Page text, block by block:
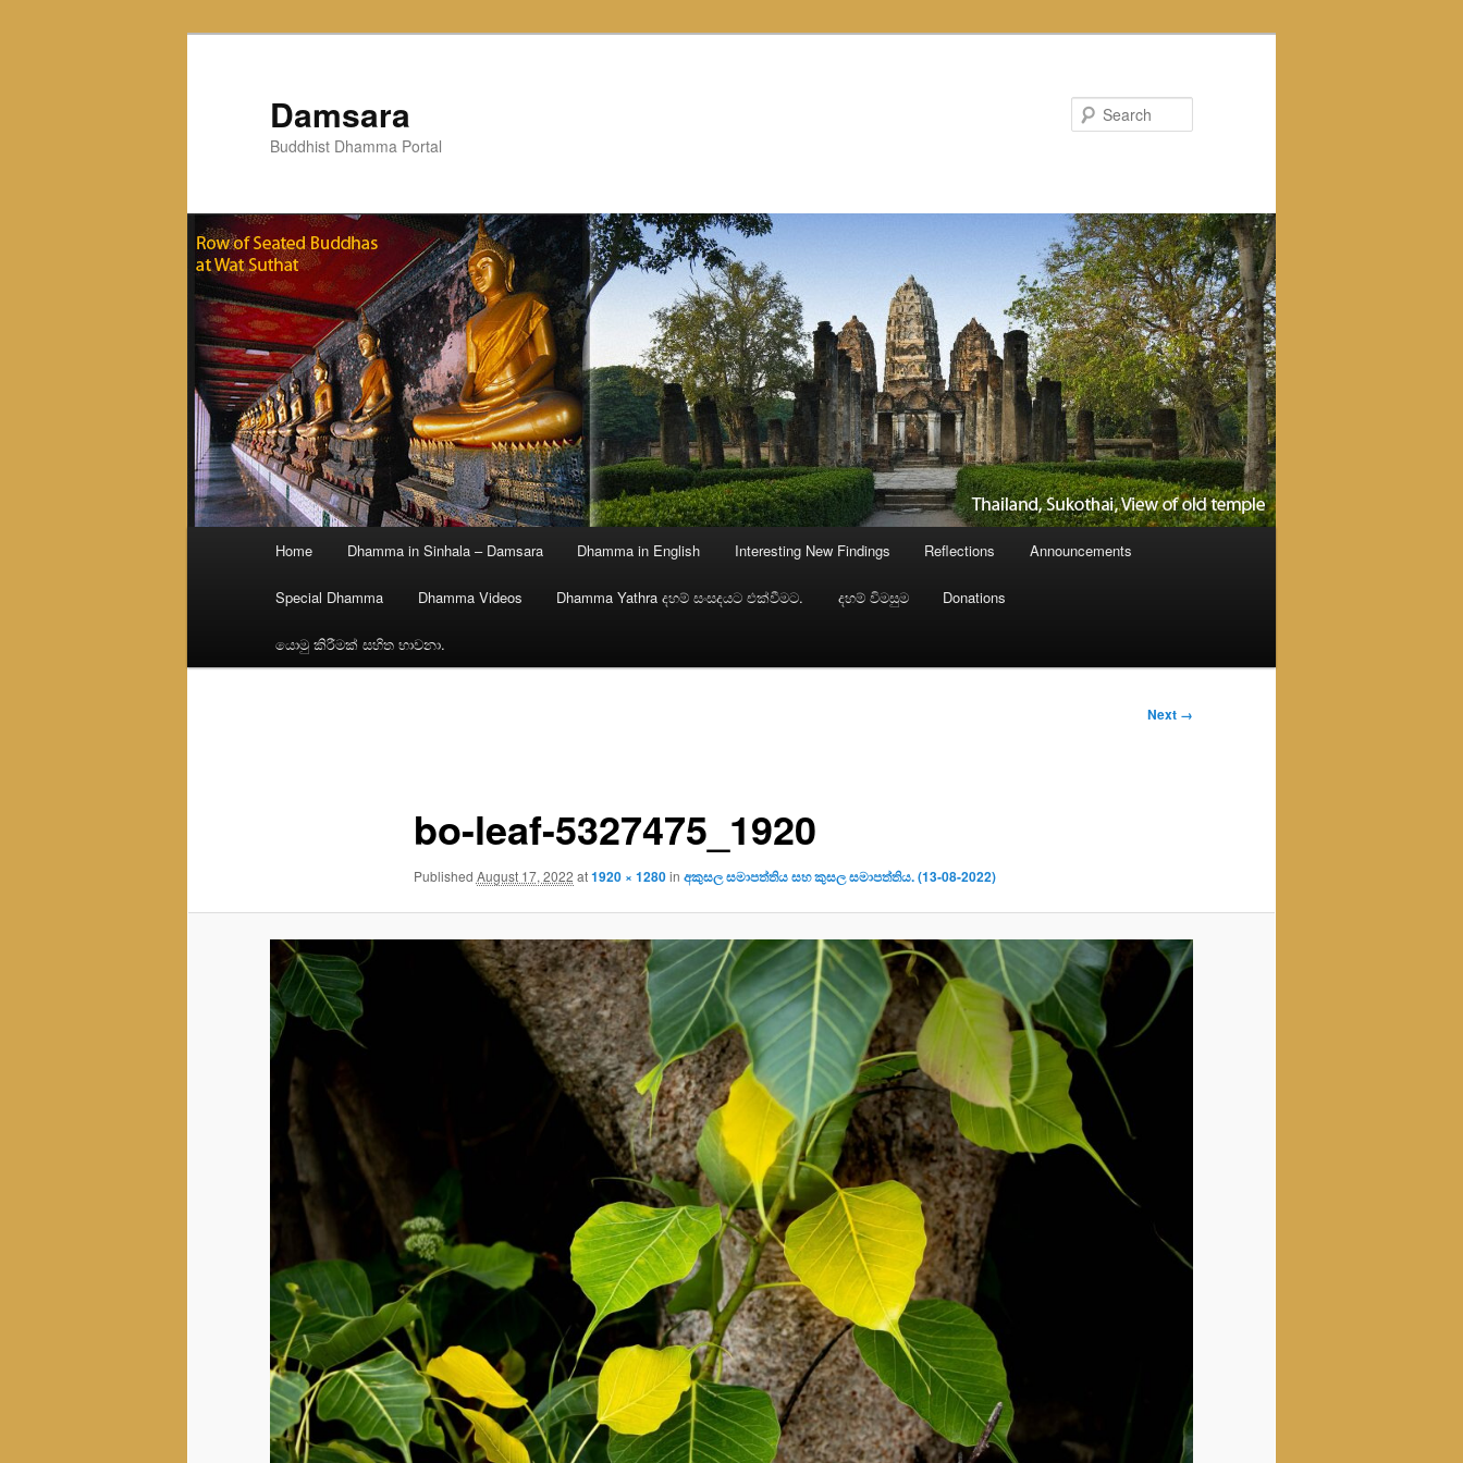
Damsara
Buddhist Dhamma Portal
Home Dhamma in Sinhala – Damsara Dhamma in English Interesting New Findings Reflections Announcements
Special Dhamma Dhamma Videos Dhamma Yathra දහම් සංසදයට එක්වීමට. දහම් විමසුම Donations
යොමු කිරීමක් සහිත භාවනා.
Next →
bo-leaf-5327475_1920
Published August 17, 2022 at1920 × 1280in අකුසල සමාපත්තිය සහ කුසල සමාපත්තිය. (13-08-2022)